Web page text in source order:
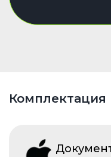
Комплектация